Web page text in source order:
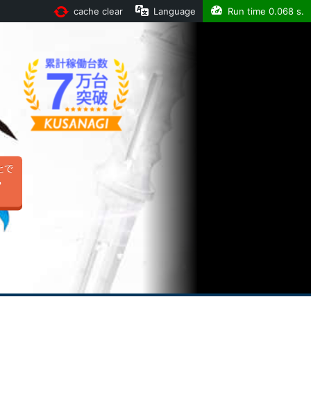
で
cache clear Run time 0.068 s.
Language